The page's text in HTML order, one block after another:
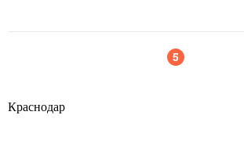
Краснодар